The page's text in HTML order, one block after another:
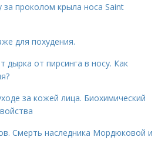
за проколом крыла носа Saint
для похудения.
дырка от пирсинга в носу. Как
за кожей лица. Биохимический
Смерть наследника Мордюковой и